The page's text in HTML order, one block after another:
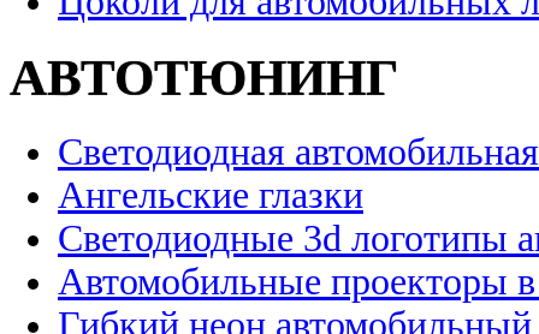
АВТОТЮНИНГ
Светодиодная
Ангельские глазки
Светодиодные 3d логотипы
Автомобильные проекторы
Гибкий неон автомобильный